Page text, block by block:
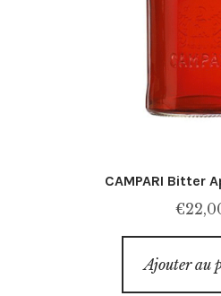
CAMPARI Bitter
€
Ajouter au